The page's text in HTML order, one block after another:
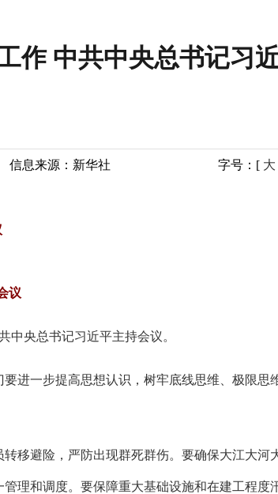
作 中共中央总书记习
信息来源： 新华社 字号：[ 大
议
中央总书记习近平主持会议。
进一步提高思想认识，树牢底线思维、极限思
移避险，严防出现群死群伤。要确保大江大河
理和调度。要保障重大基础设施和在建工程度